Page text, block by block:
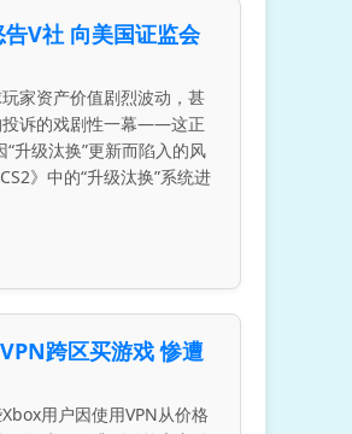
V社 向美国证监会
家资产价值剧烈波动，甚
投诉的戏剧性一幕——这正
升级汰换”更新而陷入的风
》中的“升级汰换”系统进
跨区买游戏 惨遭
用户因使用VPN从价格